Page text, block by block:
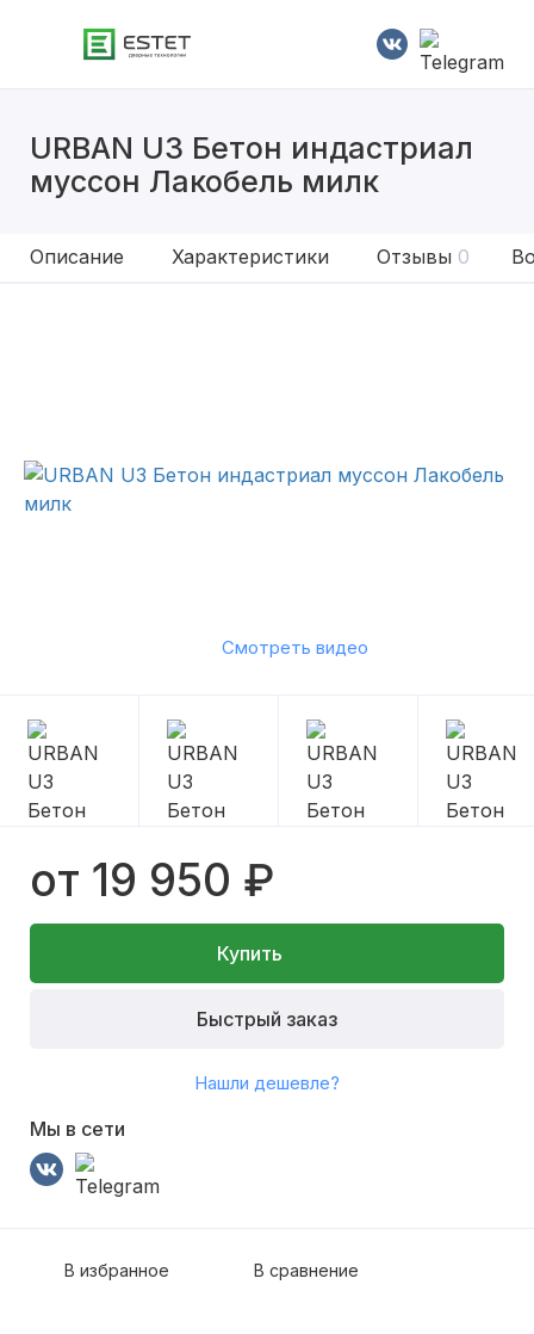
URBAN U3 Бетон индастриал
муссон Лакобель милк
Описание Характеристики Отзывы 0
Смотреть видео
от 19 950 ₽
Купить
Быстрый заказ
Нашли дешевле?
Мы в сети
В избранное В сравнение